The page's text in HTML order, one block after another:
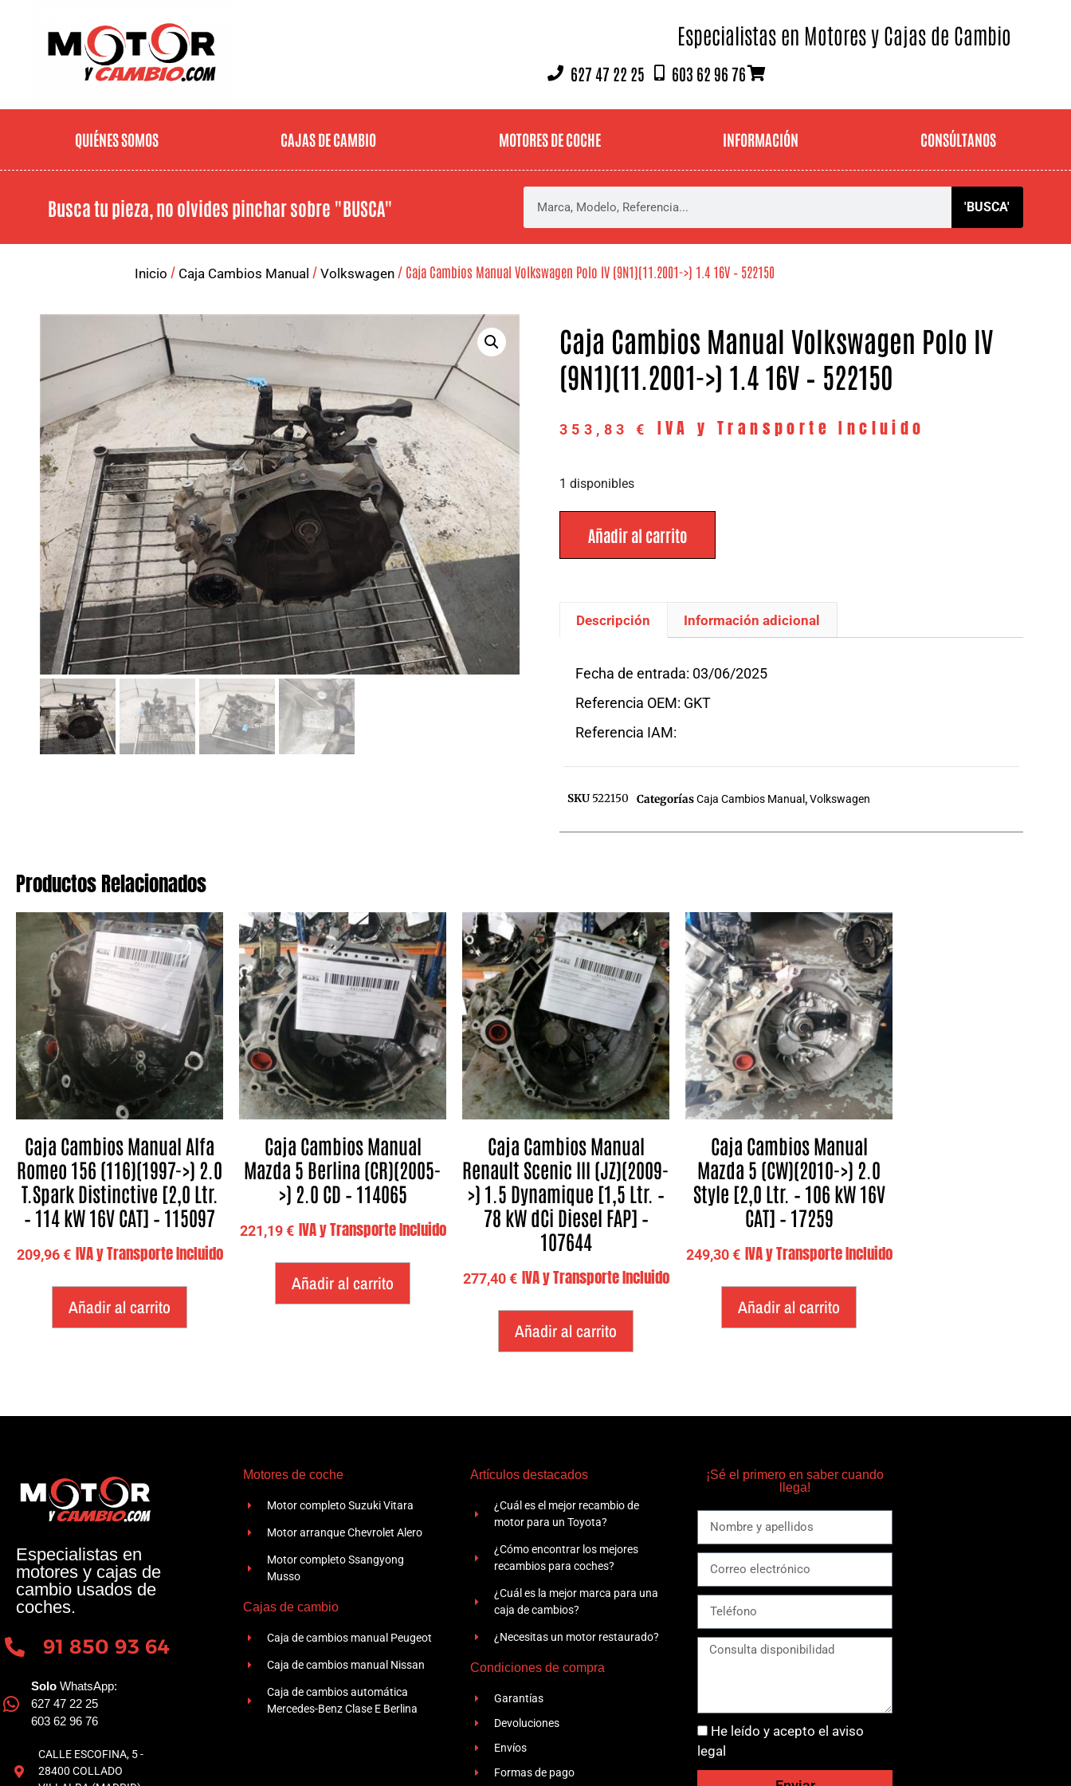
Especialistas en Motores y Cajas de Cambio
627 47 22 25 603 62 96 76
QUIÉNES SOMOS CAJAS DE CAMBIO MOTORES DE COCHE INFORMACIÓN CONSÚLTANOS
Busca tu pieza, no olvides pinchar sobre "BUSCA" 'BUSCA'
Inicio / Caja Cambios Manual / Volkswagen/ Caja Cambios Manual Volkswagen Polo IV (9N1)(11.2001->) 1.4 16V – 522150
Caja Cambios Manual Volkswagen Polo IV
(9N1)(11.2001->) 1.4 16V – 522150
353,83 € IVA y Transporte Incluido
1 disponibles
Añadir al carrito
Descripción Información adicional
Fecha de entrada: 03/06/2025
Referencia OEM: GKT
Referencia IAM:
SKU 522150 CategoríasCaja Cambios Manual ,Volkswagen
Productos Relacionados
Caja Cambios Manual Alfa
Romeo 156 (116)(1997->) 2.0
T.Spark Distinctive [2,0 Ltr.
– 114 kW 16V CAT] – 115097
209,96€ IVA y Transporte Incluido
Añadir al carrito
Caja Cambios Manual
Mazda 5 Berlina (CR)(2005-
>) 2.0 CD – 114065
221,19€ IVA y Transporte Incluido
Añadir al carrito
Caja Cambios Manual
Renault Scenic III (JZ)(2009-
>) 1.5 Dynamique [1,5 Ltr. –
78 kW dCi Diesel FAP] –
107644
277,40€ IVA y Transporte Incluido
Añadir al carrito
Caja Cambios Manual
Mazda 5 (CW)(2010->) 2.0
Style [2,0 Ltr. – 106 kW 16V
CAT] – 17259
249,30€ IVA y Transporte Incluido
Añadir al carrito
Especialistas en
motores y cajas de
cambio usados de
coches.
91 850 93 64
Solo WhatsApp:
627 47 22 25
603 62 96 76
CALLE ESCOFINA, 5 -
28400 COLLADO
Motores de coche
Motor completo Suzuki Vitara
Motor arranque Chevrolet Alero
Motor completo Ssangyong
Musso
Cajas de cambio
Caja de cambios manual Peugeot
Caja de cambios manual Nissan
Caja de cambios automática
Mercedes-Benz Clase E Berlina
Artículos destacados
¿Cuál es el mejor recambio de
motor para un Toyota?
¿Cómo encontrar los mejores
recambios para coches?
¿Cuál es la mejor marca para una
caja de cambios?
¿Necesitas un motor restaurado?
Condiciones de compra
Garantías
Devoluciones
Envíos
Formas de pago
¡Sé el primero en saber cuando
llega!
He leído y acepto el aviso
legal